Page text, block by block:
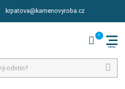
krpatova@kamenovyroba.cz